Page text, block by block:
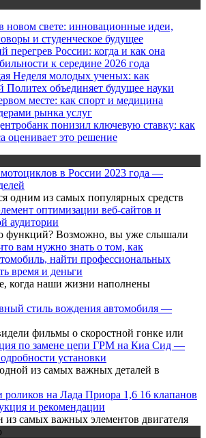
новом свете: инновационные идеи,
и студенческое будущее
перегрев России: когда и как она
к середине 2026 года
Неделя молодых ученых: как
Политех объединяет будущее науки
месте: как спорт и медицина
рынка услуг
понизил ключевую ставку: как
оценивает это решение
в России 2023 года —
одним из самых популярных средств
оптимизации веб-сайтов и
аудитории
функций? Возможно, вы уже слышали
вам нужно знать о том, как
найти профессиональных
время и деньги
когда наши жизни наполнены
стиль вождения автомобиля —
фильмы о скоростной гонке или
по замене цепи ГРМ на Киа Сид —
установки
из самых важных деталей в
на Лада Приора 1,6 16 клапанов
и рекомендации
самых важных элементов двигателя